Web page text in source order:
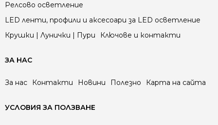
Релсово осветление
LED ленти, профили и аксесоари за LED осветление
Крушки | Лунички | Пури
Ключове и контакти
ЗА НАС
За нас Контакти Новини Полезно Карта на сайта
УСЛОВИЯ ЗА ПОЛЗВАНЕ